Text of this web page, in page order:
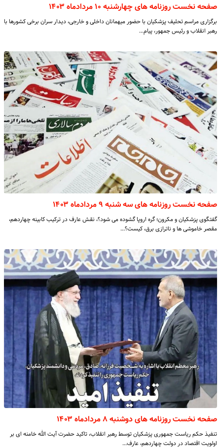
صفحه نخست روزنامه های چهارشنبه ۱۰ مردادماه ۱۴۰۳
برگزاری مراسم تحلیف پزشکیان با حضور میهمانان داخلی و خارجی، دیدار سران برخی کشورها با
رهبر انقلاب و رئیس جمهور، پیام…
صفحه نخست روزنامه های سه شنبه ۹ مردادماه ۱۴۰۳
گفتگوی پزشکیان و مکرون؛ گره اروپا گشوده می شود؟، نقش عارف در ترکیب کابینه چهاردهم،
مقصر خاموشی ها و ناترازی برق، کیست؟…
صفحه نخست روزنامه های دوشنبه ۸ مردادماه ۱۴۰۳
تنفیذ حکم ریاست جمهوری پزشکیان توسط رهبر انقلاب، تاکید حضرت آیت الله خامنه ای بر
اولویت اقتصاد در دولت چهاردهم، عارف…